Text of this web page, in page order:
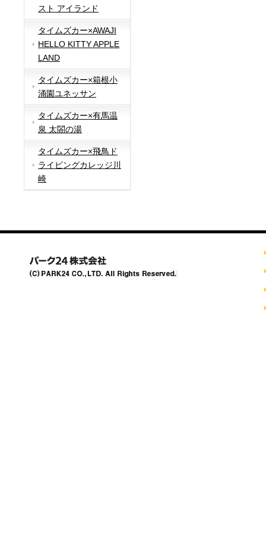
スト アイランド
タイムズカー×AWAJI
HELLO KITTY APPLE
LAND
タイムズカー×箱根小
涌園ユネッサン
タイムズカー×有馬温
泉 太閤の湯
タイムズカー×飛鳥ド
ライビングカレッジ川
崎